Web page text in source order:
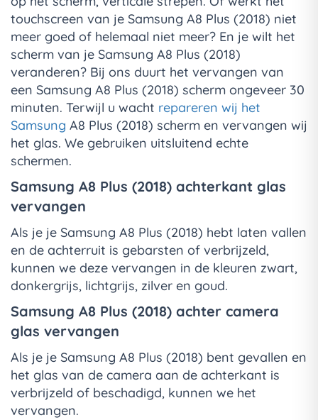
touchscreen van je Samsung A8 Plus (2018) niet
meer goed of helemaal niet meer? En je wilt het
scherm van je Samsung A8 Plus (2018)
veranderen? Bij ons duurt het vervangen van
een Samsung A8 Plus (2018) scherm ongeveer 30
minuten. Terwijl u wacht repareren wij het
Samsung A8 Plus (2018) scherm en vervangen wij
het glas. We gebruiken uitsluitend echte
schermen.
Samsung A8 Plus (2018) achterkant glas
vervangen
Als je je Samsung A8 Plus (2018) hebt laten vallen
en de achterruit is gebarsten of verbrijzeld,
kunnen we deze vervangen in de kleuren zwart,
donkergrijs, lichtgrijs, zilver en goud.
Samsung A8 Plus (2018) achter camera
glas vervangen
Als je je Samsung A8 Plus (2018) bent gevallen en
het glas van de camera aan de achterkant is
verbrijzeld of beschadigd, kunnen we het
vervangen.